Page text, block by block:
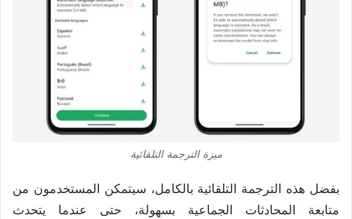
ميزة الترجمة التلقائية
بفضل هذه الترجمة التلقائية بالكامل، سيتمكن المستخدمون من
متابعة المحادثات الجماعية بسهولة، حتى عندما يتحدث